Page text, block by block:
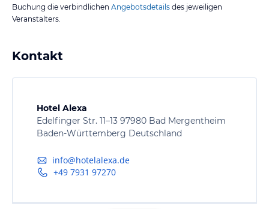
Buchung die verbindlichen Angebotsdetails des jeweiligen
Veranstalters.
Kontakt
Hotel Alexa
Edelfinger Str. 11–13 97980 Bad Mergentheim
Baden-Württemberg Deutschland
info@hotelalexa.de
+49 7931 97270